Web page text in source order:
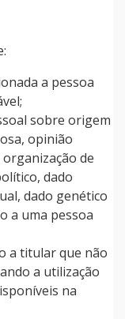
a pessoa
sobre origem
opinião
de
dado
dado genético
a uma pessoa
a titular que não
a utilização
na